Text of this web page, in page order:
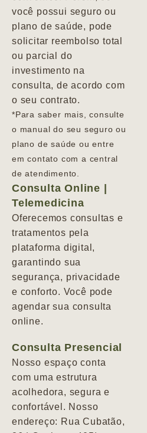
você possui seguro ou
plano de saúde, pode
solicitar reembolso total
ou parcial do
investimento na
consulta, de acordo com
o seu contrato.
*Para saber mais, consulte
o manual do seu seguro ou
plano de saúde ou entre
em contato com a central
de atendimento.
Consulta Online |
Telemedicina
Oferecemos consultas e
tratamentos pela
plataforma digital,
garantindo sua
segurança, privacidade
e conforto. Você pode
agendar sua consulta
online.
Consulta Presencial
Nosso espaço conta
com uma estrutura
acolhedora, segura e
confortável. Nosso
endereço: Rua Cubatão,